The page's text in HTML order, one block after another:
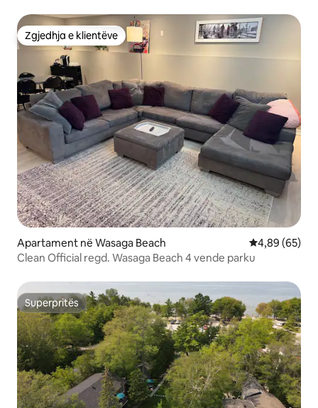
Zgjedhja e klientëve
Zgjedhja e klientëve
Apartament në Wasaga Beach Vlerësimi
4,89 (65)
Clean Official regd. Wasaga Beach 4 vende parku
Superpritës
Superpritës